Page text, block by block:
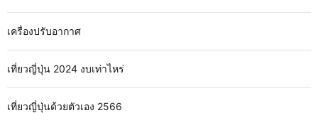
เครื่องปรับอากาศ
เที่ยวญี่ปุ่น 2024 งบเท่าไหร่
เที่ยวญี่ปุ่นด้วยตัวเอง 2566